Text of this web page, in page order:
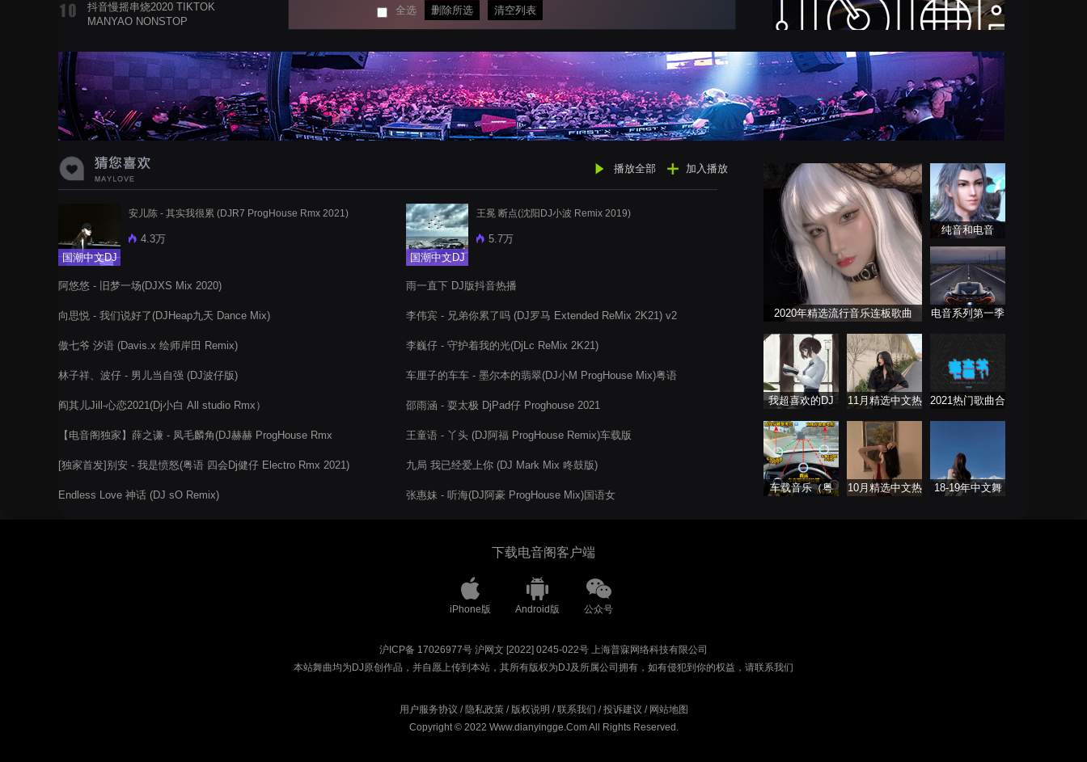
抖音慢摇串烧2020 TIKTOK
MANYAO NONSTOP
蝉爸爸妈妈爱存在夏天的风是想你的
声音啊
全选 删除所选 清空列表
播放全部 加入播放
国潮中文DJ
安儿陈 - 其实我很累 (DJR7 ProgHouse Rmx 2021)
4.3万
阿悠悠 - 旧梦一场(DJXS Mix 2020)
向思悦 - 我们说好了(DJHeap九天 Dance Mix)
傲七爷 汐语 (Davis.x 绘师岸田 Remix)
林子祥、波仔 - 男儿当自强 (DJ波仔版)
阎其儿Jill-心恋2021(Dj小白 All studio Rmx）
【电音阁独家】薛之谦 - 凤毛麟角(DJ赫赫 ProgHouse Rmx
[独家首发]别安 - 我是愤怒(粤语 四会Dj健仔 Electro Rmx 2021)
Endless Love 神话 (DJ sO Remix)
国潮中文DJ
王冕 断点(沈阳DJ小波 Remix 2019)
5.7万
雨一直下 DJ版抖音热播
李伟宾 - 兄弟你累了吗 (DJ罗马 Extended ReMix 2K21) v2
李巍仔 - 守护着我的光(DjLc ReMix 2K21)
车厘子的车车 - 墨尔本的翡翠(DJ小M ProgHouse Mix)粤语
邵雨涵 - 耍太极 DjPad仔 Proghouse 2021
王童语 - 丫头 (DJ阿福 ProgHouse Remix)车载版
九局 我已经爱上你 (DJ Mark Mix 咚鼓版)
张惠妹 - 听海(DJ阿豪 ProgHouse Mix)国语女
2020年精选流行音乐连板歌曲
纯音和电音
电音系列第一季
我超喜欢的DJ
11月精选中文热
2021热门歌曲合
车载音乐（粤
10月精选中文热
18-19年中文舞
下载电音阁客户端
iPhone版 Android版 公众号
沪ICP备 17026977号 沪网文 [2022] 0245-022号 上海普寐网络科技有限公司
本站舞曲均为DJ原创作品，并自愿上传到本站，其所有版权为DJ及所属公司拥有，如有侵犯到你的权益，请联系我们
用户服务协议 / 隐私政策/ 版权说明 /联系我们 /投诉建议 / 网站地图
Copyright © 2022 Www.dianyingge.Com All Rights Reserved.